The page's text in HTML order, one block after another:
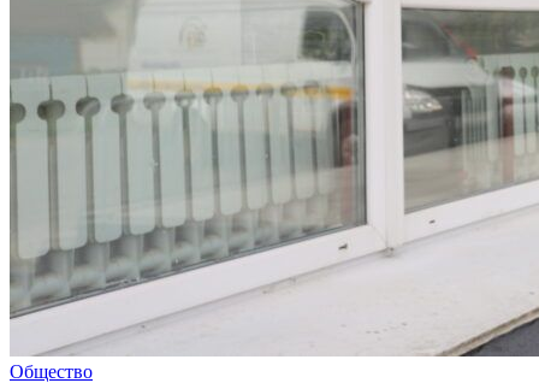
Общество